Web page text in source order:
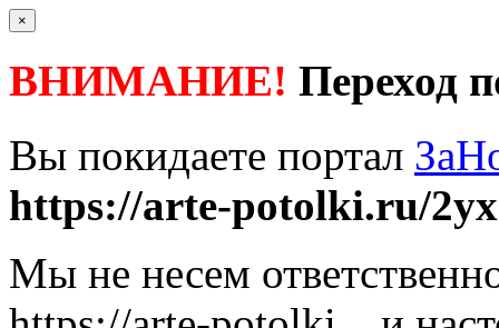
×
ВНИМАНИЕ! Переход
Вы покидаете портал
https://arte-potolki.ru/
Мы не несем